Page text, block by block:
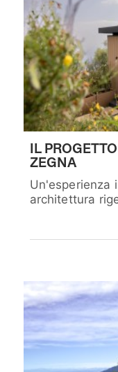
IL
ZEGNA
Un'esperienza
architettura